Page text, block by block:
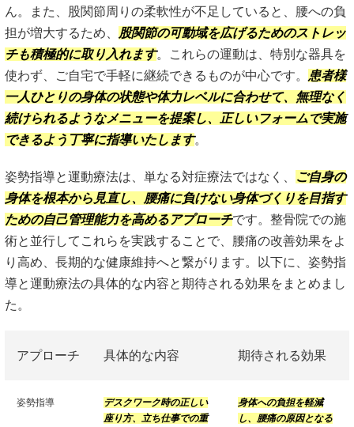
ん。また、股関節周りの柔軟性が不足していると、腰への負
担が増大するため、
股関節の可動域を広げるためのストレッ
チも積極的に取り入れます。これらの運動は、特別な器具を
使わず、ご自宅で手軽に継続できるものが中心です。 患者様
一人ひとりの身体の状態や体力レベルに合わせて、無理なく
続けられるようなメニューを提案し、正しいフォームで実施
できるよう丁寧に指導いたします。
姿勢指導と運動療法は、単なる対症療法ではなく、
ご自身の
身体を根本から見直し、腰痛に負けない身体づくりを目指す
ための自己管理能力を高めるアプローチです。整骨院での施
術と並行してこれらを実践することで、腰痛の改善効果をよ
り高め、長期的な健康維持へと繋がります。以下に、姿勢指
導と運動療法の具体的な内容と期待される効果をまとめまし
た。
アプローチ 具体的な内容 期待される効果
姿勢指導
デスクワーク時の正しい
座り方、立ち仕事での重
身体への負担を軽減
し、腰痛の原因となる